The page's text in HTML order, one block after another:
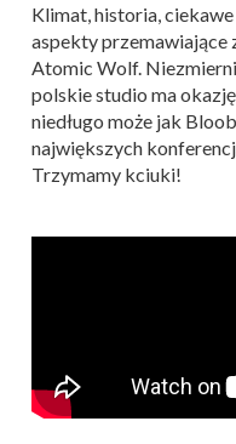
Klimat, historia,
aspekty przemawiające
Atomic Wolf.
polskie studio ma
niedługo może jak
największych
Trzymamy kciuki!